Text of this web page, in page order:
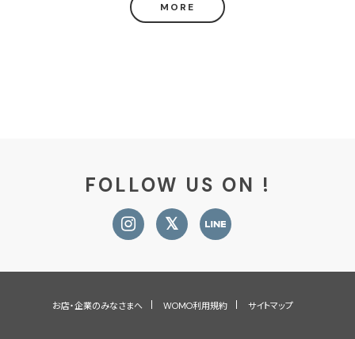
MORE
FOLLOW US ON !
お店・企業のみなさまへ WOMO利用規約 サイトマップ